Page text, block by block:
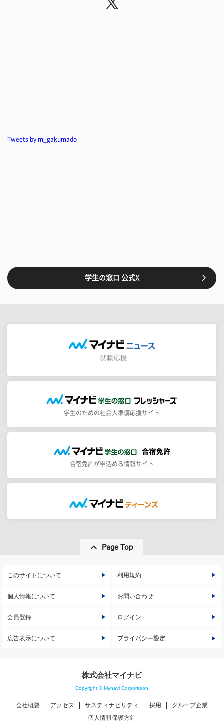
Tweets by m_gakumado
学生の窓口 公式X
学生のための社会人準備応援サイト
合宿免許が申込める情報サイト
Page Top
このサイトについて 利用規約
個人情報について お問い合わせ
会員登録 ログイン
広告表示について プライバシー設定
株式会社マイナビ
Copyright © Mynavi Corporation
会社概要 アクセス サスティナビリティ 採用
グループ企業
個人情報保護方針